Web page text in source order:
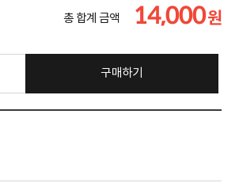
총 합계 금액 14,000원
구매하기